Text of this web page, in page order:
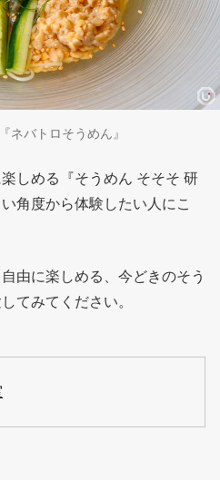
ネバトロそうめん』
しめる『そうめん そそそ 研
角度から体験したい人にこ
由に楽しめる、今どきのそう
てみてください。